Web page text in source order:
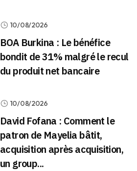
10/08/2026
BOA Burkina : Le bénéfice
bondit de 31% malgré le recul
du produit net bancaire
10/08/2026
David Fofana : Comment le
patron de Mayelia bâtit,
acquisition après acquisition,
un group...